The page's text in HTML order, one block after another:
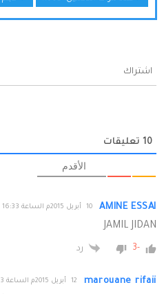
اشتراك
10 تعليقات
الأقدم
AMINE ESSAI 10 أبريل 2015م الساعة 16:33
JAMIL JIDAN
-3 رد
marouane rifaii 12 أبريل 2015م الساعة 10:53